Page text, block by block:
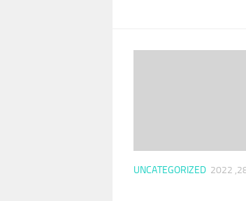
UNCATEGORIZED